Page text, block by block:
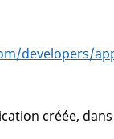
developers/
créée,